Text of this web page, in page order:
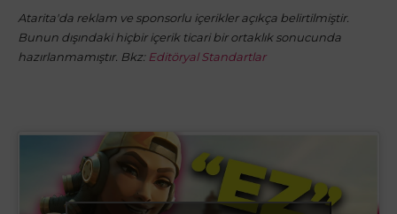
Atarita'da reklam ve sponsorlu içerikler açıkça belirtilmiştir.
Bunun dışındaki hiçbir içerik ticari bir ortaklık sonucunda
hazırlanmamıştır. Bkz: Editöryal Standartlar